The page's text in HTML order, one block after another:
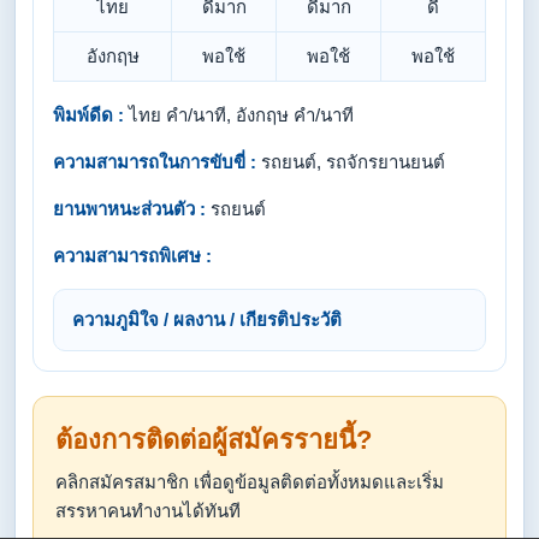
ไทย ดีมาก ดีมาก ดี
อังกฤษ พอใช้ พอใช้ พอใช้
พิมพ์ดีด : ไทย คำ/นาที, อังกฤษ คำ/นาที
ความสามารถในการขับขี่ : รถยนต์, รถจักรยานยนต์
ยานพาหนะส่วนตัว : รถยนต์
ความสามารถพิเศษ :
ความภูมิใจ / ผลงาน / เกียรติประวัติ
ต้องการติดต่อผู้สมัครรายนี้?
คลิกสมัครสมาชิก เพื่อดูข้อมูลติดต่อทั้งหมดและเริ่ม
สรรหาคนทำงานได้ทันที